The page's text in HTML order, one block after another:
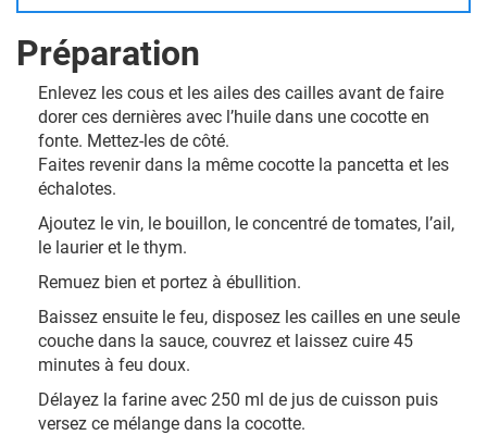
Préparation
Enlevez les cous et les ailes des cailles avant de faire
dorer ces dernières avec l’huile dans une cocotte en
fonte. Mettez-les de côté.
Faites revenir dans la même cocotte la pancetta et les
échalotes.
Ajoutez le vin, le bouillon, le concentré de tomates, l’ail,
le laurier et le thym.
Remuez bien et portez à ébullition.
Baissez ensuite le feu, disposez les cailles en une seule
couche dans la sauce, couvrez et laissez cuire 45
minutes à feu doux.
Délayez la farine avec 250 ml de jus de cuisson puis
versez ce mélange dans la cocotte.